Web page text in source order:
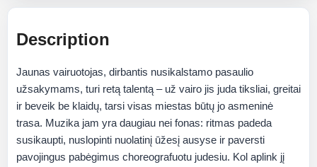
Description
Jaunas vairuotojas, dirbantis nusikalstamo pasaulio
užsakymams, turi retą talentą – už vairo jis juda tiksliai, greitai
ir beveik be klaidų, tarsi visas miestas būtų jo asmeninė
trasa. Muzika jam yra daugiau nei fonas: ritmas padeda
susikaupti, nuslopinti nuolatinį ūžesį ausyse ir paversti
pavojingus pabėgimus choreografuotu judesiu. Kol aplink jį